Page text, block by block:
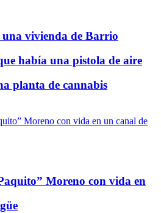
vivienda de Barrio
había una pistola de aire
planta de cannabis
Moreno con vida en